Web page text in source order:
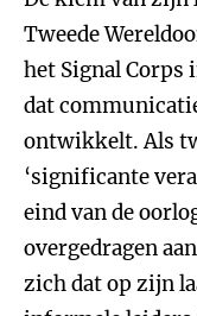
Tweede
het Signal Corps
dat
ontwikkelt. Als
‘significante
eind van de
overgedragen
zich dat op zijn